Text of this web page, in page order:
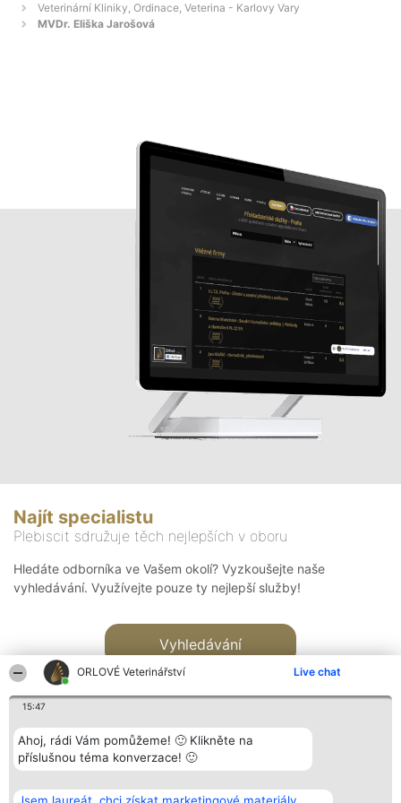
ORLOVÉ Veterinářství Live chat
15:47
Ahoj, rádi Vám pomůžeme! 🙂 Klikněte na
příslušnou téma konverzace! 🙂
Veterinární Kliniky, Ordinace, Veterina - Karlovy Vary
MVDr. Eliška Jarošová
Najít specialistu
Plebiscit sdružuje těch nejlepších v oboru
Hledáte odborníka ve Vašem okolí? Vyzkoušejte naše
vyhledávání. Využívejte pouze ty nejlepší služby!
Vyhledávání
Bright Side Solutions sp. z o.
Vítězové
Kontakt